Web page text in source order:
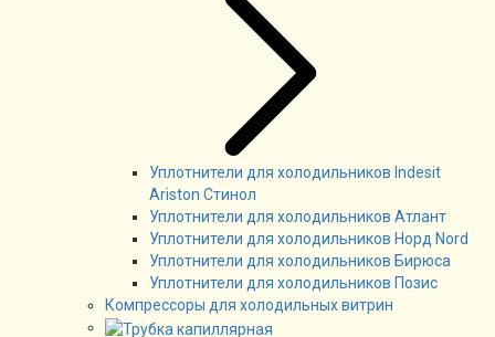
Уплотнители для холодильников Indesit
Ariston Стинол
Уплотнители для холодильников Атлант
Уплотнители для холодильников Норд Nord
Уплотнители для холодильников Бирюса
Уплотнители для холодильников Позис
Компрессоры для холодильных витрин